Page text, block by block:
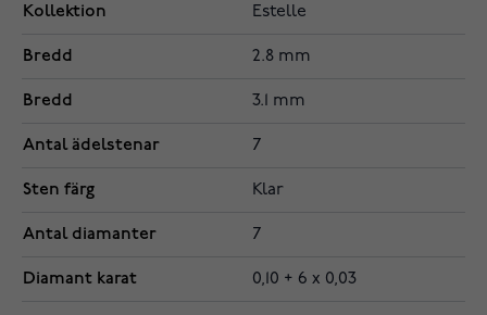
Kollektion Estelle
Bredd 2.8 mm
Bredd 3.1 mm
Antal ädelstenar 7
Sten färg Klar
Antal diamanter 7
Diamant karat 0,10 + 6 x 0,03